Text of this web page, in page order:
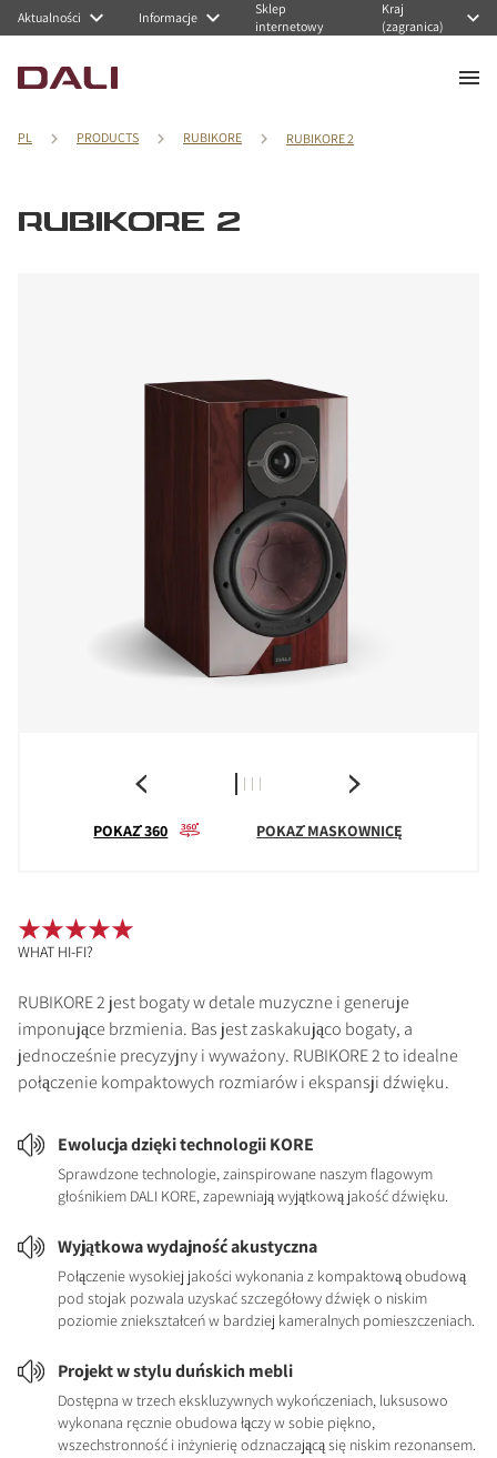
Aktualności Informacje
Sklep
internetowy
Kraj
(zagranica)
PL PRODUCTS RUBIKORE RUBIKORE 2
RUBIKORE 2
POKAŻ 360 POKAŻ MASKOWNICĘ
RUBIKORE 2 jest bogaty w detale muzyczne i generuje
imponujące brzmienia. Bas jest zaskakująco bogaty, a
jednocześnie precyzyjny i wyważony. RUBIKORE 2 to idealne
połączenie kompaktowych rozmiarów i ekspansji dźwięku.
Ewolucja dzięki technologii KORE
Sprawdzone technologie, zainspirowane naszym flagowym
głośnikiem DALI KORE, zapewniają wyjątkową jakość dźwięku.
Wyjątkowa wydajność akustyczna
Połączenie wysokiej jakości wykonania z kompaktową obudową
pod stojak pozwala uzyskać szczegółowy dźwięk o niskim
poziomie zniekształceń w bardziej kameralnych pomieszczeniach.
Projekt w stylu duńskich mebli
Dostępna w trzech ekskluzywnych wykończeniach, luksusowo
wykonana ręcznie obudowa łączy w sobie piękno,
wszechstronność i inżynierię odznaczającą się niskim rezonansem.
WHAT HI-FI?